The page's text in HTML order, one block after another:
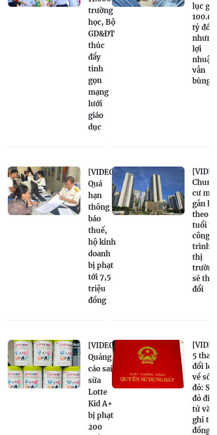
trường
học, Bộ
GD&ĐT
thúc
đẩy
tinh
gọn
mạng
lưới
giáo
dục
lục
tỷ
nhưng
lợi
nhuận
vẫn
bùng
[VIDEO]
Quá
hạn
thông
báo
thuế,
hộ kinh
doanh
bị phạt
tới 7,5
triệu
đồng
Chung
cư mới
gắn
theo
tuổi
công
trình,
thị
trường
sẽ
đổi
[VIDEO]
Quảng
cáo sai
sữa
Lotte
Kid A+
bị phạt
200
5 thay
đổi lớn
về sổ
đỏ: Sổ
đỏ
tử và
ghi tên
đồng